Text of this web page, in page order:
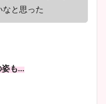
と思った
姿も…